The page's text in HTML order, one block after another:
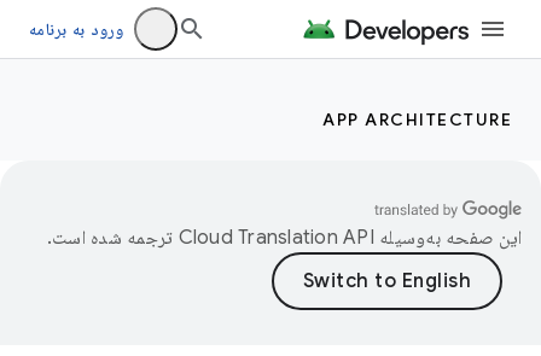
ورود به برنامه
APP ARCHITECTURE
این صفحه به‌وسیله ترجمه شده است.